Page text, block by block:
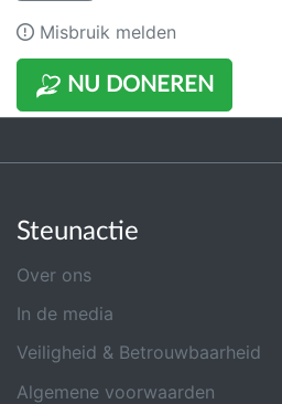
NU DONEREN
Misbruik melden
Steunactie
Over ons
In de media
Veiligheid & Betrouwbaarheid
Algemene voorwaarden